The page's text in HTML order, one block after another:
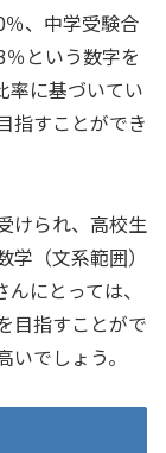
、中学受験合
という数字を
率に基づいてい
指すことができ
けられ、高校生
（文系範囲）
にとっては、
目指すことがで
でしょう。